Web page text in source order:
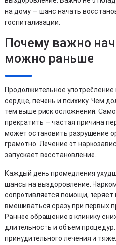
на дому — шанс начать
госпитализации.
Почему важно
можно раньше
Продолжительное употребление
сердце, печень и психику. Чем
тем выше риск осложнений.
прекратить — частая причина
может остановить разрушение
грамотно. Лечение от
запускает восстановление.
Каждый день промедления
шансы на выздоровление.
сопротивляется помощи,
вмешиваться сразу при первых
Раннее обращение в клинику
длительность и объем
принудительного лечения и